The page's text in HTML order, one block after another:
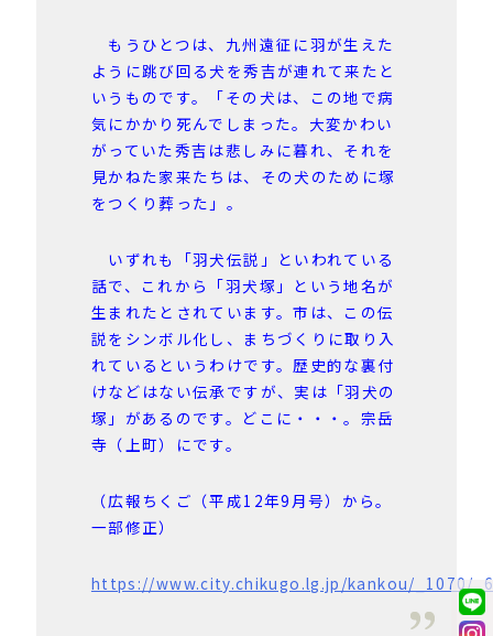
もうひとつは、九州遠征に羽が生えた
ように跳び回る犬を秀吉が連れて来たと
いうものです。「その犬は、この地で病
気にかかり死んでしまった。大変かわい
がっていた秀吉は悲しみに暮れ、それを
見かねた家来たちは、その犬のために塚
をつくり葬った」。
いずれも「羽犬伝説」といわれている
話で、これから「羽犬塚」という地名が
生まれたとされています。市は、この伝
説をシンボル化し、まちづくりに取り入
れているというわけです。歴史的な裏付
けなどはない伝承ですが、実は「羽犬の
塚」があるのです。どこに・・・。宗岳
寺（上町）にです。
（広報ちくご（平成12年9月号）から。
一部修正）
https://www.city.chikugo.lg.jp/kankou/_1070/